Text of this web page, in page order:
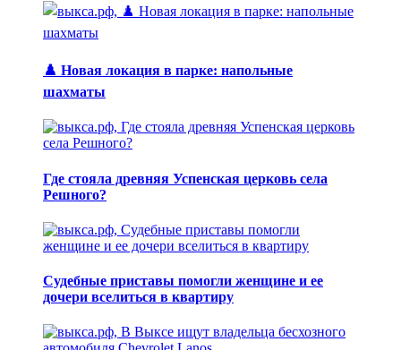
♟️ Новая локация в парке: напольные
шахматы
Где стояла древняя Успенская церковь села
Решного?
Судебные приставы помогли женщине и ее
дочери вселиться в квартиру